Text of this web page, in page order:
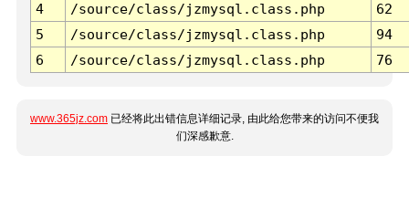
4
/source/class/jzmysql.class.php
62
5
/source/class/jzmysql.class.php
94
6
/source/class/jzmysql.class.php 76
www.365jz.com 已经将此出错信息详细记录, 由此给您带来的访问不便我
们深感歉意.